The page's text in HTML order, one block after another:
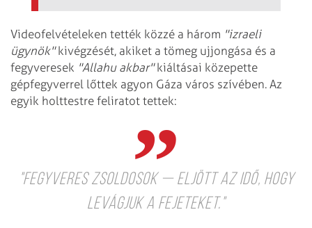
Videofelvételeken tették közzé a három "izraeli
ügynök"kivégzését, akiket a tömeg ujjongása és a
fegyveresek "Allahu akbar"kiáltásai közepette
gépfegyverrel lőttek agyon Gáza város szívében. Az
egyik holttestre feliratot tettek:
"fegyveres zsoldosok — eljött az idő, hogy
levágjuk a fejeteket."